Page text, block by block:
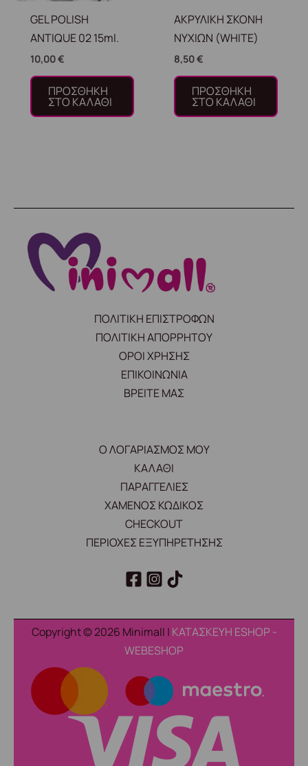
GEL POLISH
ANTIQUE 02 15ml.
10,00€
ΠΡΟΣΘΉΚΗ
ΣΤΟ ΚΑΛΆΘΙ
ΑΚΡΥΛΙΚΗ ΣΚΟΝΗ
ΝΥΧΙΩΝ (WHITE)
8,50€
ΠΡΟΣΘΉΚΗ
ΣΤΟ ΚΑΛΆΘΙ
ΠΟΛΙΤΙΚΗ ΕΠΙΣΤΡΟΦΩΝ
ΠΟΛΙΤΙΚΗ ΑΠΟΡΡΗΤΟΥ
ΟΡΟΙ ΧΡΗΣΗΣ
ΕΠΙΚΟΙΝΩΝΙΑ
ΒΡΕΙΤΕ ΜΑΣ
Ο ΛΟΓΑΡΙΑΣΜΟΣ ΜΟΥ
ΚΑΛΑΘΙ
ΠΑΡΑΓΓΕΛΙΕΣ
ΧΑΜΕΝΟΣ ΚΩΔΙΚΟΣ
CHECKOUT
ΠΕΡΙΟΧΕΣ ΕΞΥΠΗΡΕΤΗΣΗΣ
Copyright © 2026 Minimall | ΚΑΤΑΣΚΕΥΗ ESHOP -
WEBESHOP